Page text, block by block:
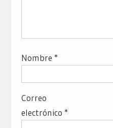
Nombre *
Correo
electrónico *